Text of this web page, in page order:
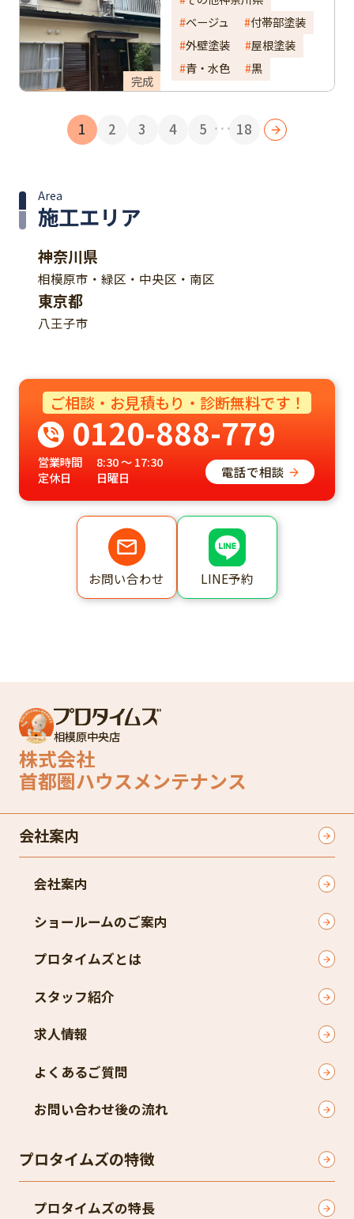
完成
ベージュ
付帯部塗装
外壁塗装
屋根塗装
青・水色
黒
1 2 3 4 5 ... 18
施工エリア
Area
神奈川県
相模原市・緑区・中央区・南区
東京都
八王子市
ご相談・お見積もり・診断無料です！
0120-888-779
営業時間
8:30 ～ 17:30
定休日
日曜日 電話で相談
お問い合わせ LINE予約
相模原中央店
株式会社
首都圏ハウスメンテナンス
会社案内
会社案内
ショールームのご案内
プロタイムズとは
スタッフ紹介
求人情報
よくあるご質問
お問い合わせ後の流れ
プロタイムズの特徴
プロタイムズの特長